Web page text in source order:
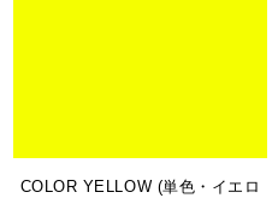
COLOR YELLOW (単色・イエロ